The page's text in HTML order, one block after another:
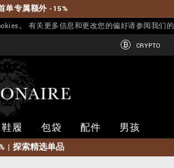
单专属额外 -15%
。 有关更多信息和更改您的偏好请参阅我们的
CRYPTO
l
n
鞋履 包袋 配件 男孩
| 探索精选单品